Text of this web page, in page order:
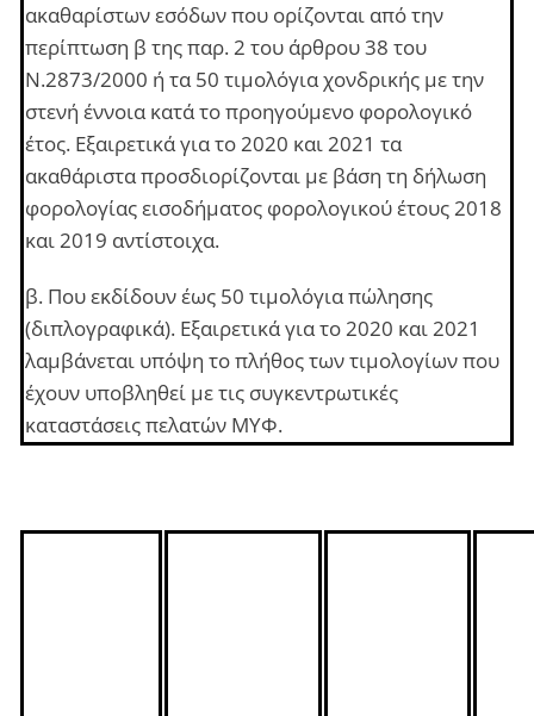
ακαθαρίστων εσόδων που ορίζονται από την
περίπτωση β της παρ. 2 του άρθρου 38 του
Ν.2873/2000 ή τα 50 τιμολόγια χονδρικής με την
στενή έννοια κατά το προηγούμενο φορολογικό
έτος. Εξαιρετικά για το 2020 και 2021 τα
ακαθάριστα προσδιορίζονται με βάση τη δήλωση
φορολογίας εισοδήματος φορολογικού έτους 2018
και 2019 αντίστοιχα.
β. Που εκδίδουν έως 50 τιμολόγια πώλησης
(διπλογραφικά). Εξαιρετικά για το 2020 και 2021
λαμβάνεται υπόψη το πλήθος των τιμολογίων που
έχουν υποβληθεί με τις συγκεντρωτικές
καταστάσεις πελατών ΜΥΦ.